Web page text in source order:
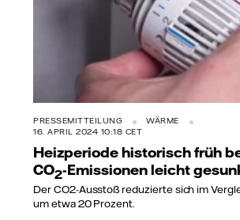
PRESSEMITTEILUNG
WÄRME
16. APRIL 2024 10:18 CET
Heizperiode historisch früh
CO2-Emissionen leicht
Der CO2-Ausstoß reduzierte sich im
um etwa 20 Prozent.